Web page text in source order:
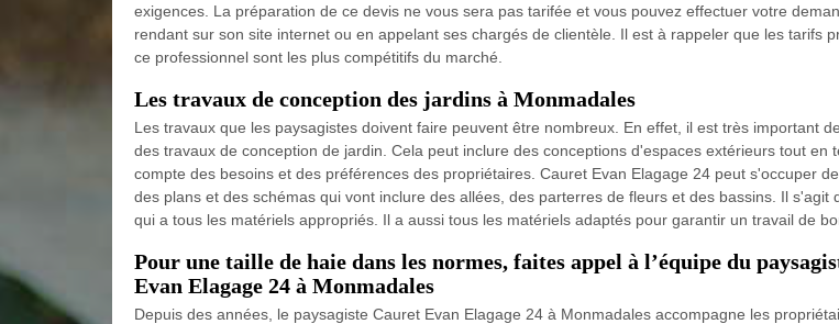
exigences. La préparation de ce devis ne vous sera pas tarifée et vous pouvez effectuer votre
rendant sur son site internet ou en appelant ses chargés de clientèle. Il est à rappeler que les tarifs
ce professionnel sont les plus compétitifs du marché.
Les travaux de conception des jardins à Monmadales
Les travaux que les paysagistes doivent faire peuvent être nombreux. En effet, il est très important
des travaux de conception de jardin. Cela peut inclure des conceptions d'espaces extérieurs tout en
compte des besoins et des préférences des propriétaires. Cauret Evan Elagage 24 peut s'occuper
des plans et des schémas qui vont inclure des allées, des parterres de fleurs et des bassins. Il s'agit
qui a tous les matériels appropriés. Il a aussi tous les matériels adaptés pour garantir un travail de
Pour une taille de haie dans les normes, faites appel à l’équipe du
Evan Elagage 24 à Monmadales
Depuis des années, le paysagiste Cauret Evan Elagage 24 à Monmadales accompagne les